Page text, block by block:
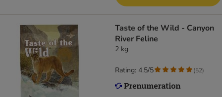
Taste of the Wild - Canyon
River Feline
2 kg
Rating: 4.5/5 (52)